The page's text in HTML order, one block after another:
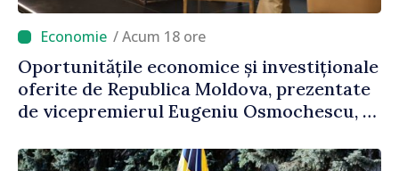
/ Acum 18 ore
Oportunitățile economice și investiționale
oferite de Republica Moldova, prezentate
de vicepremierul Eugeniu Osmochescu, la